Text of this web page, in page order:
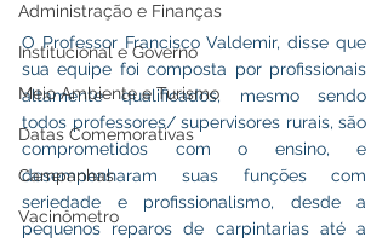
Administração e Finanças
Institucional e Governo
Meio Ambiente e Turismo
Datas Comemorativas
Campanhas
Vacinômetro
O Professor Francisco Valdemir, disse que
sua equipe foi composta por profissionais
altamente qualificados, mesmo sendo
todos professores/ supervisores rurais, são
comprometidos com o ensino, e
desempenharam suas funções com
seriedade e profissionalismo, desde a
pequenos reparos de carpintarias até a